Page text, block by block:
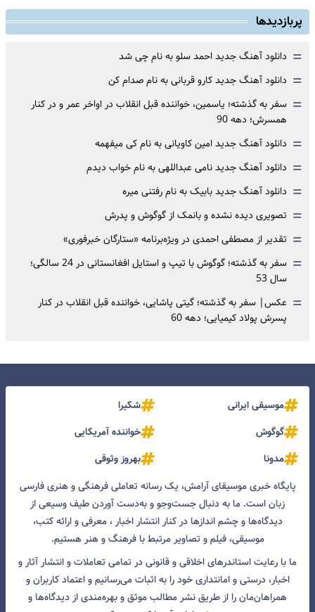
پربازدیدها
= دانلود آهنگ جدید احمد سلو به نام چی شد
= دانلود آهنگ جدید کارو قربانی به نام صدام کن
= سفر به گذشته؛ یاسمین، خواننده قبل انقلاب در اواخر عمر و در کنار
همسرش؛ دهه 90
= دانلود آهنگ جدید امین کاویانی به نام کی میفهمه
= دانلود آهنگ جدید نامی عبداللهی به نام خواب دیدم
= دانلود آهنگ جدید بابیک به نام رفتنی میره
= تصویری دیده نشده و بانمک از گوگوش و پدرش
= تقدیر از مصطفی احمدی در ویژه‌برنامه «ستارگان خبرفوری»
=
سفر به گذشته؛ گوگوش با تیپ و استایل افغانستانی در 24 سالگی؛
سال 53
= عکس| سفر به گذشته؛ گیتی پاشایی، خواننده قبل انقلاب در کنار
پسرش پولاد کیمیایی؛ دهه 60
موسیقی ایرانی
شکیرا
گوگوش
خواننده آمریکایی
مدونا
بهروز وثوقی
پایگاه خبری موسیقای آرامش، یک رسانه تعاملی فرهنگی و هنری فارسی
زبان است. ما به دنبال جست‌و‌جو و به‌دست آوردن طیف وسیعی از
دیدگاه‌ها و چشم انداز‌ها در کنار انتشار اخبار ، معرفی و ارائه کتب،
موسیقی، فیلم و تصاویر مرتبط با فرهنگ و هنر هستیم.
ما با رعایت استاندرهای اخلاقی و قانونی در تمامی تعاملات و انتشار آثار و
اخبار، درستی و امانتداری خود را به اثبات می‌رسانیم و اعتماد کاربران و
همراهان‌مان را از طریق نشر مطالب موثق و بهره‌مندی از دیدگاه‌ها و